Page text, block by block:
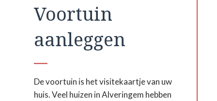
Voortuin
aanleggen
De voortuin is het visitekaartje van uw
huis. Veel huizen in Alveringem hebben